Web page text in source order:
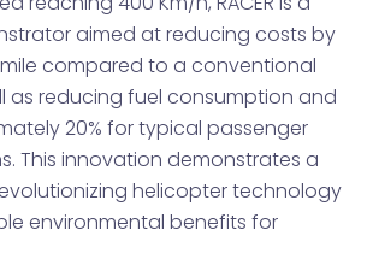
aimed at reducing costs by
compared to a conventional
as reducing fuel consumption and
20% for typical passenger
This innovation demonstrates a
helicopter technology
environmental benefits for